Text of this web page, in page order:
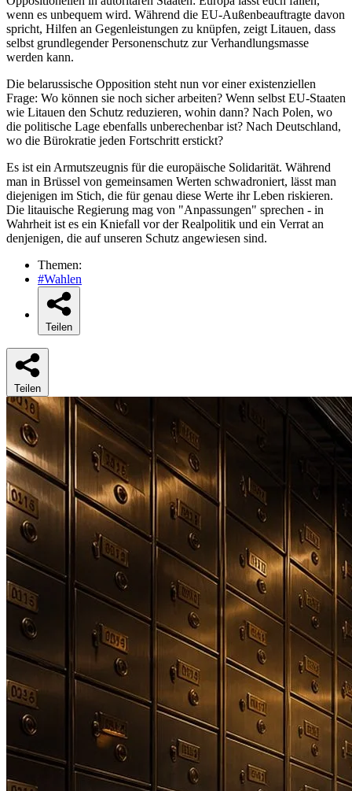
wenn es unbequem wird. Während die EU-Außenbeauftragte davon
spricht, Hilfen an Gegenleistungen zu knüpfen, zeigt Litauen, dass
selbst grundlegender Personenschutz zur Verhandlungsmasse
werden kann.
Die belarussische Opposition steht nun vor einer existenziellen
Frage: Wo können sie noch sicher arbeiten? Wenn selbst EU-Staaten
wie Litauen den Schutz reduzieren, wohin dann? Nach Polen, wo
die politische Lage ebenfalls unberechenbar ist? Nach Deutschland,
wo die Bürokratie jeden Fortschritt erstickt?
Es ist ein Armutszeugnis für die europäische Solidarität. Während
man in Brüssel von gemeinsamen Werten schwadroniert, lässt man
diejenigen im Stich, die für genau diese Werte ihr Leben riskieren.
Die litauische Regierung mag von "Anpassungen" sprechen - in
Wahrheit ist es ein Kniefall vor der Realpolitik und ein Verrat an
denjenigen, die auf unseren Schutz angewiesen sind.
Themen:
#Wahlen
Teilen
Teilen